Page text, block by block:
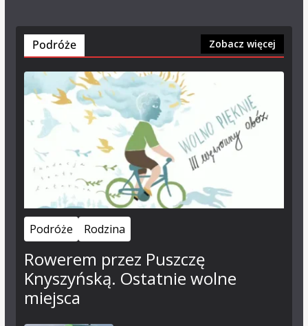
Podróże Zobacz więcej
Podróże Rodzina
Rowerem przez Puszczę
Knyszyńską. Ostatnie wolne
miejsca